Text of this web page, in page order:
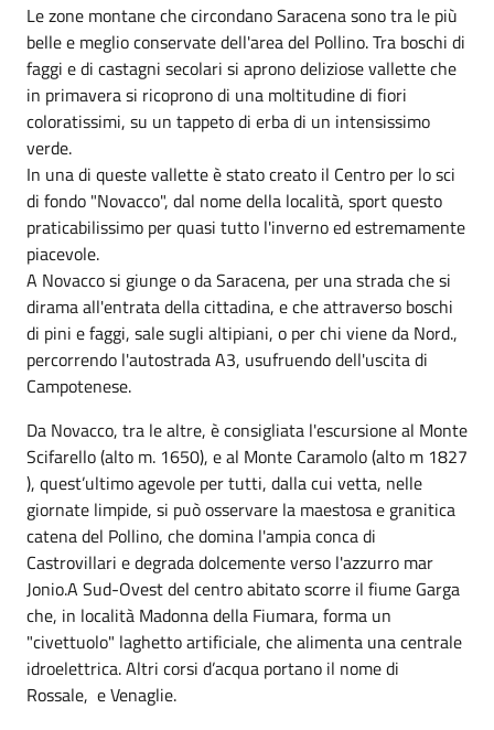
Le zone montane che circondano Saracena sono tra le più
belle e meglio conservate dell'area del Pollino. Tra boschi di
faggi e di castagni secolari si aprono deliziose vallette che
in primavera si ricoprono di una moltitudine di fiori
coloratissimi, su un tappeto di erba di un intensissimo
verde.
In una di queste vallette è stato creato il Centro per lo sci
di fondo "Novacco", dal nome della località, sport questo
praticabilissimo per quasi tutto l'inverno ed estremamente
piacevole.
A Novacco si giunge o da Saracena, per una strada che si
dirama all'entrata della cittadina, e che attraverso boschi
di pini e faggi, sale sugli altipiani, o per chi viene da Nord.,
percorrendo l'autostrada A3, usufruendo dell'uscita di
Campotenese.
Da Novacco, tra le altre, è consigliata l'escursione al Monte
Scifarello (alto m. 1650), e al Monte Caramolo (alto m 1827
), quest’ultimo agevole per tutti, dalla cui vetta, nelle
giornate limpide, si può osservare la maestosa e granitica
catena del Pollino, che domina l'ampia conca di
Castrovillari e degrada dolcemente verso l'azzurro mar
Jonio.A Sud-Ovest del centro abitato scorre il fiume Garga
che, in località Madonna della Fiumara, forma un
"civettuolo" laghetto artificiale, che alimenta una centrale
idroelettrica. Altri corsi d’acqua portano il nome di
Rossale, e Venaglie.